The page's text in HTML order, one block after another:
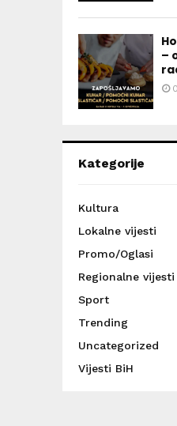
–
Kategorije
Kultura
Lokalne vijesti
Promo/Oglasi
Regionalne vijesti
Sport
Trending
Uncategorized
Vijesti BiH